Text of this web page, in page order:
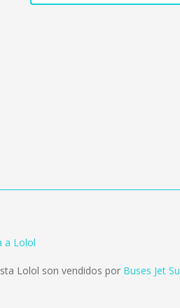
a Lolol
Lolol son vendidos por Buses Jet